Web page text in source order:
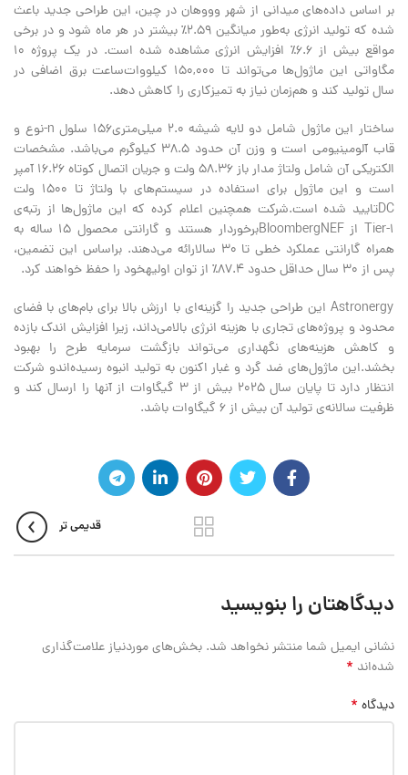
بر اساس داده‌های میدانی از شهر وووهان در چین، این طراحی جدید باعث
شده که تولید انرژی به‌طور میانگین ۲.۵۹٪ بیشتر در هر ماه شود و در برخی
مواقع بیش از ۶.۶٪ افزایش انرژی مشاهده شده است. در یک پروژه ۱۰
مگاواتی این ماژول‌ها می‌تواند تا ۱۵۰,۰۰۰ کیلووات‌ساعت برق اضافی در
سال تولید کند و هم‌زمان نیاز به تمیزکاری را کاهش دهد.
ساختار این ماژول شامل دو لایه شیشه ۲.۰ میلی‌متری۱۵۶ سلول n-نوع و
قاب آلومینیومی است و وزن آن حدود ۳۸.۵ کیلوگرم می‌باشد. مشخصات
الکتریکی آن شامل ولتاژ مدار باز ۵۸.۳۶ ولت و جریان اتصال کوتاه ۱۶.۲۶ آمپر
است و این ماژول برای استفاده در سیستم‌های با ولتاژ تا ۱۵۰۰ ولت
DCتایید شده است.شرکت همچنین اعلام کرده که این ماژول‌ها از رتبه‌ی
Tier-1 از BloombergNEFبرخوردار هستند و گارانتی محصول ۱۵ ساله به
همراه گارانتی عملکرد خطی تا ۳۰ سالارائه می‌دهند. براساس این تضمین،
پس از ۳۰ سال حداقل حدود ۸۷.۴٪ از توان اولیهخود را حفظ خواهند کرد.
Astronergy این طراحی جدید را گزینه‌ای با ارزش بالا برای بام‌های با فضای
محدود و پروژه‌های تجاری با هزینه انرژی بالامی‌داند، زیرا افزایش اندک بازده
و کاهش هزینه‌های نگهداری می‌تواند بازگشت سرمایه طرح را بهبود
بخشد.این ماژول‌های ضد گرد و غبار اکنون به تولید انبوه رسیده‌اندو شرکت
انتظار دارد تا پایان سال ۲۰۲۵ بیش از ۳ گیگاوات از آنها را ارسال کند و
ظرفیت سالانه‌ی تولید آن بیش از ۶ گیگاوات باشد.
قدیمی تر
دیدگاهتان را بنویسید
نشانی ایمیل شما منتشر نخواهد شد. بخش‌های موردنیاز علامت‌گذاری
شده‌اند *
دیدگاه *